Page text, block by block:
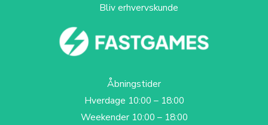
Bliv erhvervskunde
Åbningstider
Hverdage 10:00 – 18:00
Weekender 10:00 – 18:00